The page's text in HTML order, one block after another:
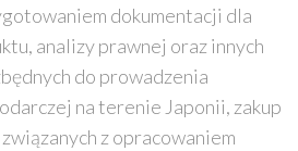
dokumentacji dla
analizy prawnej oraz innych
do prowadzenia
na terenie Japonii, zakup
z opracowaniem